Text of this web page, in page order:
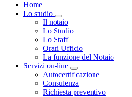
Home
Lo studio
Visualizza menù di
Il notaio
Lo Studio
Lo Staff
Orari Ufficio
La funzione del Notaio
Servizi on-line
Visualizza menù di
Autocertificazione
Consulenza
Richiesta preventivo